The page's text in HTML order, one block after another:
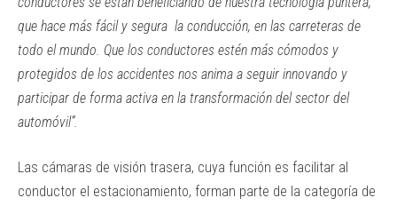
que hace más fácil y segura la conducción, en las carreteras de
todo el mundo. Que los conductores estén más cómodos y
protegidos de los accidentes nos anima a seguir innovando y
participar de forma activa en la transformación del sector del
automóvil”.
Las cámaras de visión trasera, cuya función es facilitar al
conductor el estacionamiento, forman parte de la categoría de